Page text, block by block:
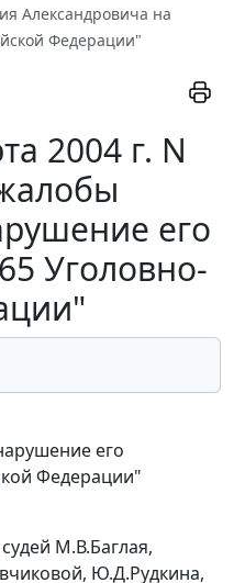
Александровича на
Федерации"
2004 г. N
его
Уголовно-
его
Федерации"
М.В.Баглая,
Ю.Д.Рудкина,